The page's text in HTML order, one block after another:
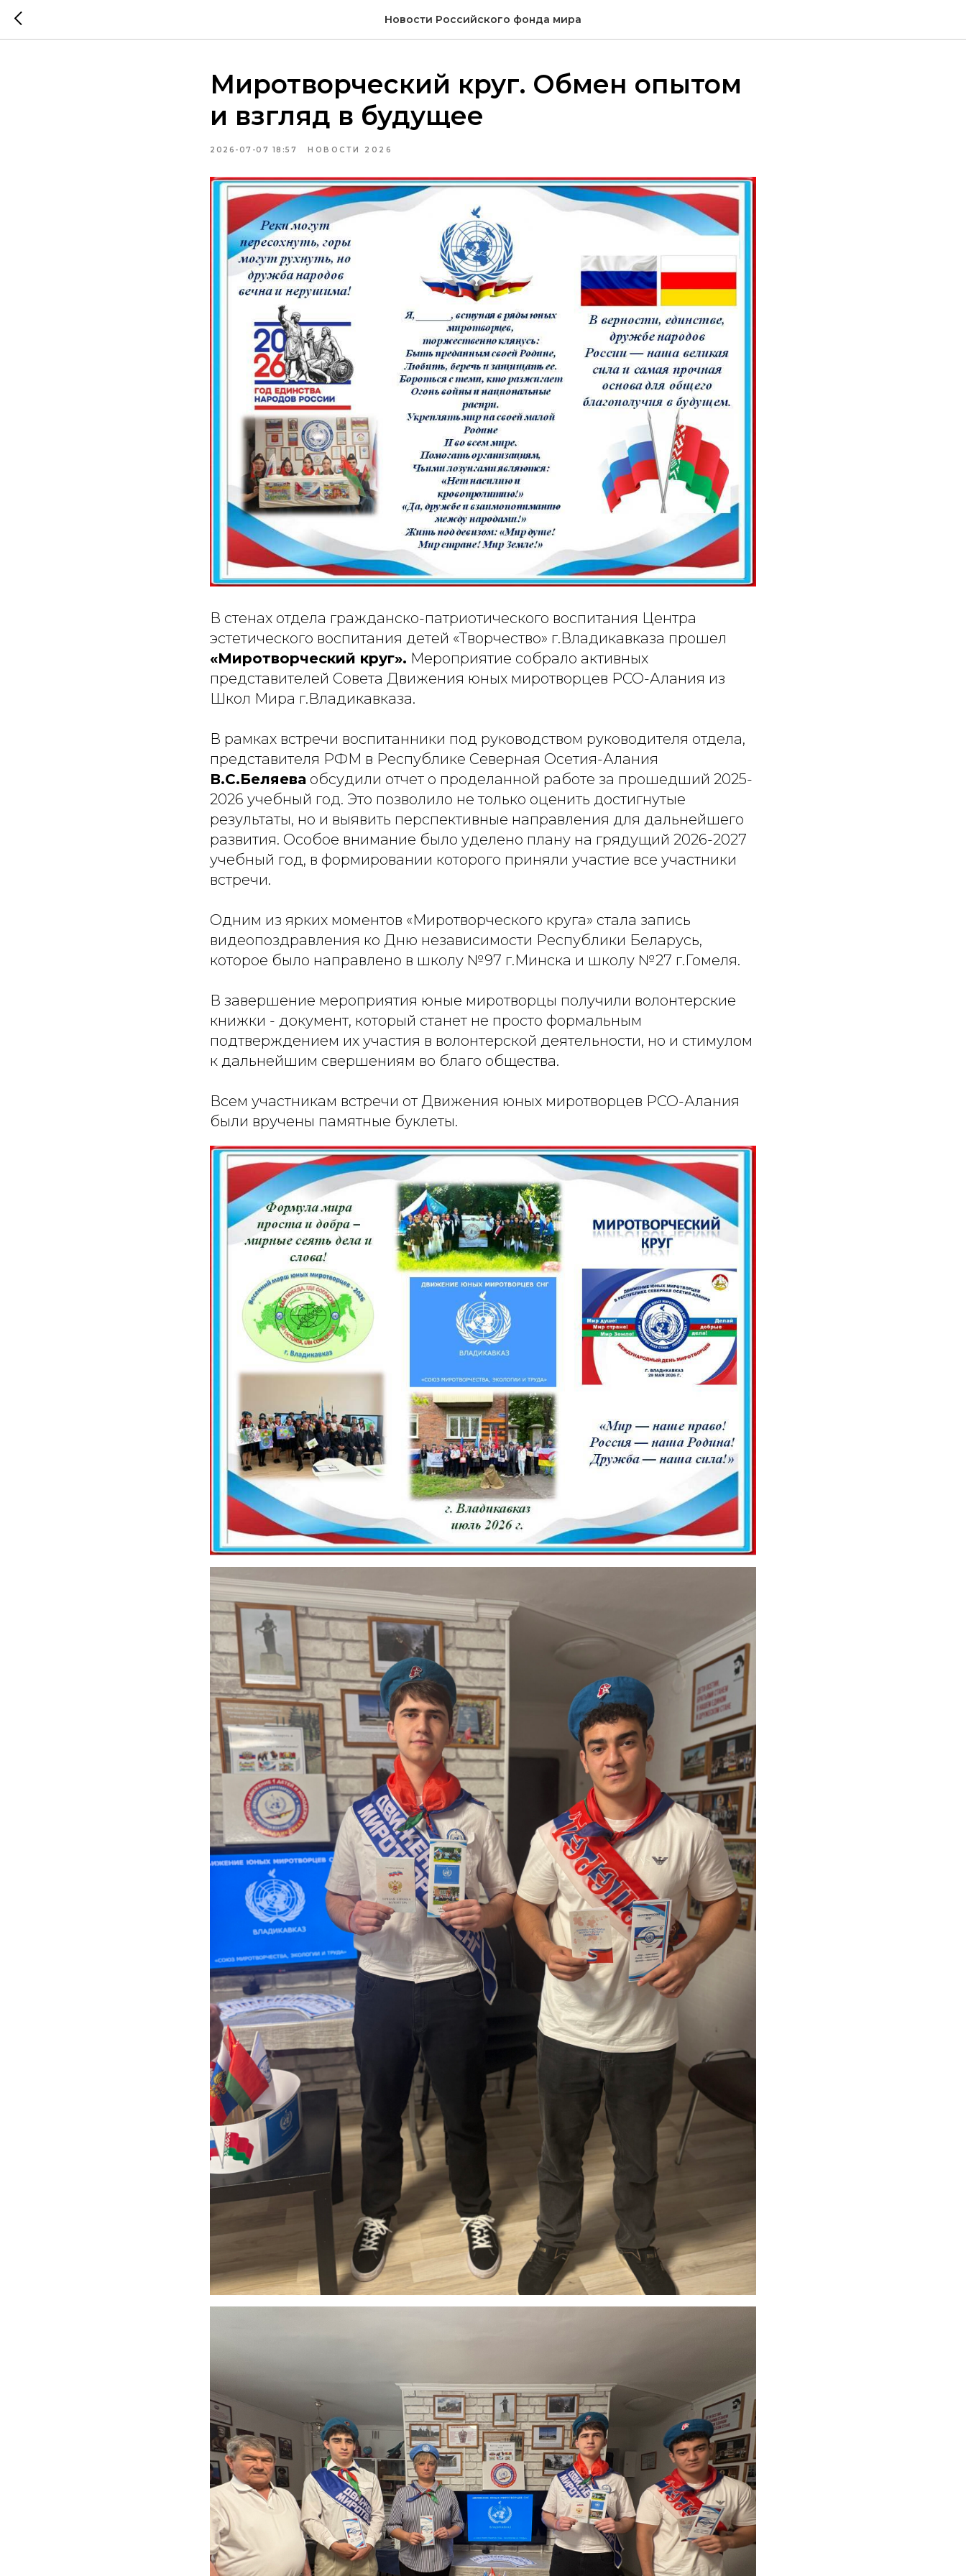
Новости Российского фонда мира
Миротворческий круг. Обмен опытом
и взгляд в будущее
2026-07-07 18:57 НОВОСТИ 2026
В стенах отдела гражданско-патриотического воспитания Центра
эстетического воспитания детей «Творчество» г.Владикавказа прошел
«Миротворческий круг». Мероприятие собрало активных
представителей Совета Движения юных миротворцев РСО-Алания из
Школ Мира г.Владикавказа.
В рамках встречи воспитанники под руководством руководителя отдела,
представителя РФМ в Республике Северная Осетия-Алания
В.С.Беляева обсудили отчет о проделанной работе за прошедший 2025-
2026 учебный год. Это позволило не только оценить достигнутые
результаты, но и выявить перспективные направления для дальнейшего
развития. Особое внимание было уделено плану на грядущий 2026-2027
учебный год, в формировании которого приняли участие все участники
встречи.
Одним из ярких моментов «Миротворческого круга» стала запись
видеопоздравления ко Дню независимости Республики Беларусь,
которое было направлено в школу №97 г.Минска и школу №27 г.Гомеля.
В завершение мероприятия юные миротворцы получили волонтерские
книжки - документ, который станет не просто формальным
подтверждением их участия в волонтерской деятельности, но и стимулом
к дальнейшим свершениям во благо общества.
Всем участникам встречи от Движения юных миротворцев РСО-Алания
были вручены памятные буклеты.